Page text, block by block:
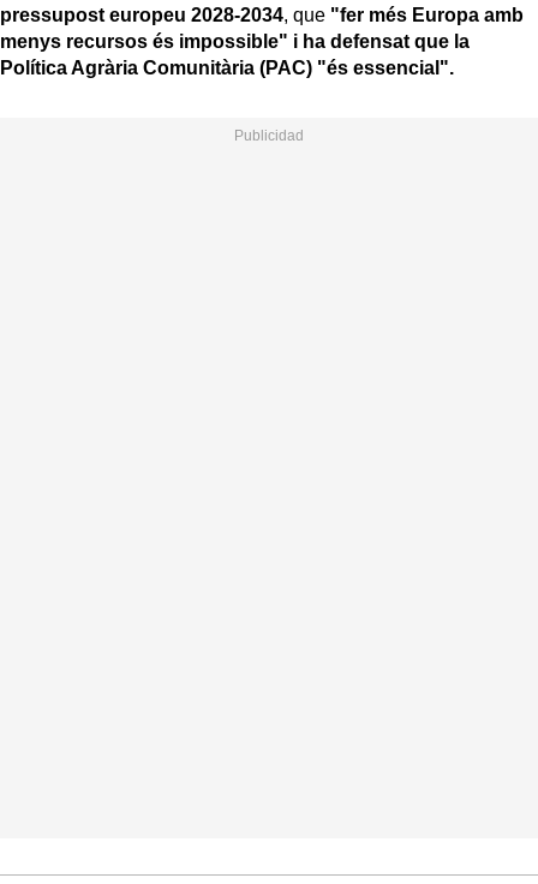
pressupost europeu 2028-2034, que "fer més Europa amb
menys recursos és impossible" i ha defensat que la
Política Agrària Comunitària (PAC) "és essencial".